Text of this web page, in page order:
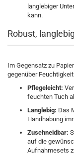
langlebiger
kann.
Robust,
Im Gegensatz zu
gegenüber
Pflegeleicht:
feuchten Tuch
Langlebig: Das
Handhabung
Zuschneidbar:
auf die
Aufnahmesets